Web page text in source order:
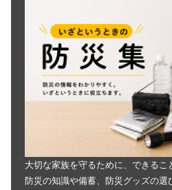
大切な家族を守るために、できるこ
防災の知識や備蓄、防災グッズの選